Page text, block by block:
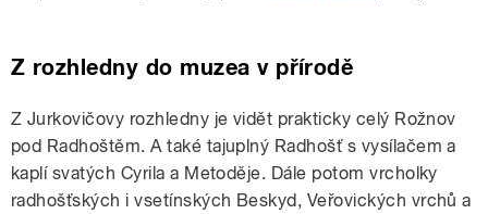
Z rozhledny do muzea v přírodě
Z Jurkovičovy rozhledny je vidět prakticky celý Rožnov
pod Radhoštěm. A také tajuplný Radhošť s vysílačem a
kaplí svatých Cyrila a Metoděje. Dále potom vrcholky
radhošťských i vsetínských Beskyd, Veřovických vrchů a